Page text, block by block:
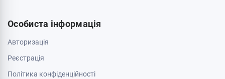
Особиста інформація
Авторизація
Реєстрація
Політика конфіденційності